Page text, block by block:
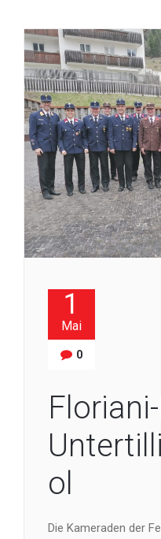
1
Mai
0
ol
Die Kameraden der